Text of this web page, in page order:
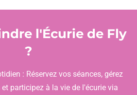
l'Écurie de Fly
?
: Réservez vos séances, gérez
participez à la vie de l'écurie via